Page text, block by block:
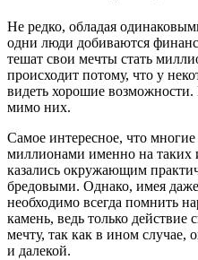
Не редко, обладая
одни люди добиваются
тешат свои мечты стать
происходит потому, что у
видеть хорошие
мимо них.
Самое интересное, что
миллионами именно на таких
казались окружающим
бредовыми. Однако, имея
необходимо всегда помнить
камень, ведь только действие
мечту, так как в ином случае,
и далекой.